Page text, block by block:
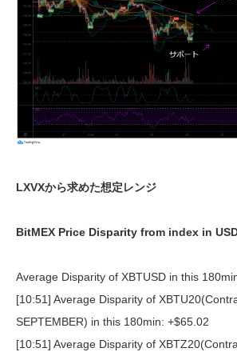
LXVXから求めた想定レンジ
BitMEX Price Disparity from index in
Average Disparity of XBTUSD in this
[10:51] Average Disparity of
SEPTEMBER) in this 180min: +$65.02
[10:51] Average Disparity of